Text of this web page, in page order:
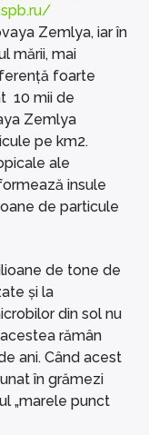
Zemlya, iar în
mării, mai
foarte
10 mii de
Zemlya
pe km2.
ale
insule
de particule
de tone de
și la
din sol nu
rămân
ani. Când acest
în grămezi
„marele punct